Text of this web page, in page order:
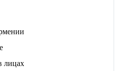
лицах